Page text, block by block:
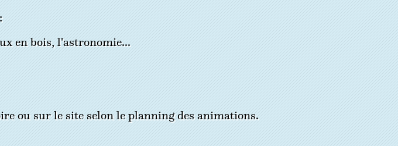
en bois, l'astronomie...
ou sur le site selon le planning des animations.